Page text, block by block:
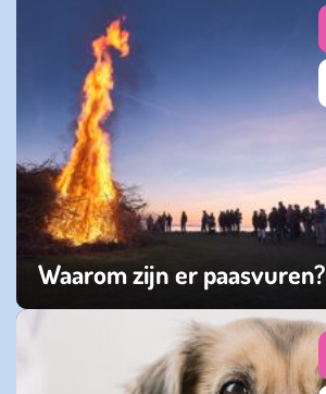
Waarom zijn er paasvuren?
vrijdag 03 april 2026